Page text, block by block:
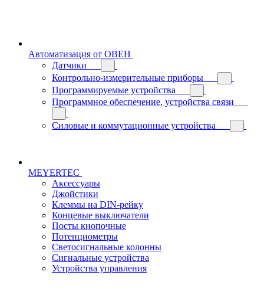
Автоматизация от ОВЕН
Датчики
Контрольно-измерительные приборы
Программируемые устройства
Программное обеспечение, устройства связи
Силовые и коммутационные устройства
MEYERTEC
Аксессуары
Джойстики
Клеммы на DIN-рейку
Концевые выключатели
Посты кнопочные
Потенциометры
Светосигнальные колонны
Сигнальные устройства
Устройства управления